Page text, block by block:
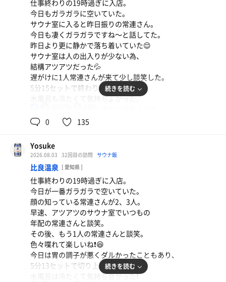
仕事終わりの19時過ぎに入店。
今日もガラガラに空いていた。
サウナ室に入ると昨日振りの常連さん。
今日も凄くガラガラですね〜と話してた。
昨日より更に静かで落ち着いていた😌
サウナ室は人の出入りが少ない為、
結構アツアツだった💦
遅がけに1人常連さんが来て少し談笑した。
5分15セットで終わり。
水風呂も冷たくて気持ちよかった。
湯あがりに缶ポカを買って退店👋😴
続きを読む
0 135
Yosuke
2026.08.03 32回目の訪問 サウナ飯
比良温泉 [ 愛知県 ]
仕事終わりの19時過ぎに入店。
今日が一番ガラガラで空いていた。
顔の知っている常連さんが2、3人。
早速、アツアツのサウナ室でいつもの
年配の常連さんと談笑。
その後、もう1人の常連さんと談笑。
色々喋れて楽しいね❗️😆
今日は胃の調子が悪くダルかったこともあり、
5分13セットで切り上げた。
水風呂は冷たくて気持ち良かった❗️
続きを読む